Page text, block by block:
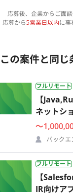
応募後、企業からご面
応募から5営業日以内に事
この案件と同
フルリモート
【
ネットシ
〜
バックエ
フルリモート
【
IR向けア